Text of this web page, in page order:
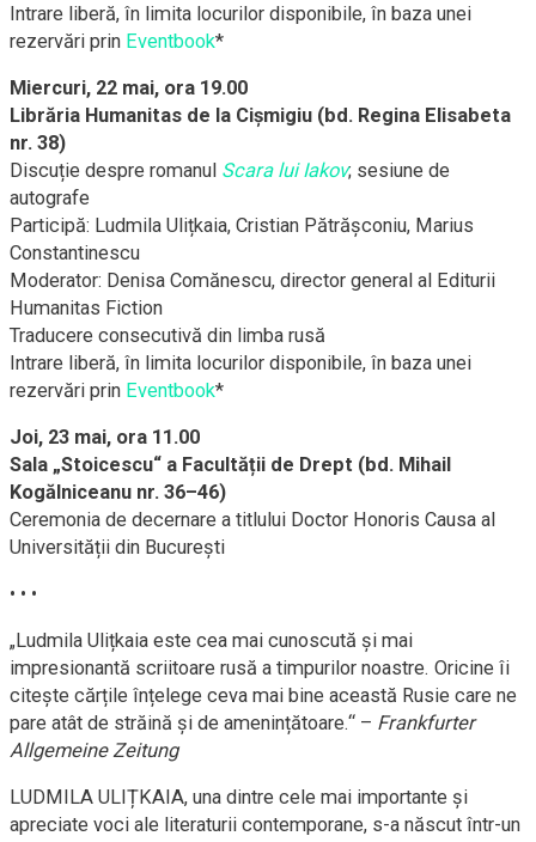
Intrare liberă, în limita locurilor disponibile, în baza unei
rezervări prin Eventbook*
Miercuri, 22 mai, ora 19.00
Librăria Humanitas de la Cișmigiu (bd. Regina Elisabeta
nr. 38)
Discuție despre romanul Scara lui Iakov; sesiune de
autografe
Participă: Ludmila Ulițkaia, Cristian Pătrășconiu, Marius
Constantinescu
Moderator: Denisa Comănescu, director general al Editurii
Humanitas Fiction
Traducere consecutivă din limba rusă
Intrare liberă, în limita locurilor disponibile, în baza unei
rezervări prin Eventbook*
Joi, 23 mai, ora 11.00
Sala „Stoicescu“ a Facultății de Drept (bd. Mihail
Kogălniceanu nr. 36–46)
Ceremonia de decernare a titlului Doctor Honoris Causa al
Universității din București
• • •
„Ludmila Ulițkaia este cea mai cunoscută și mai
impresionantă scriitoare rusă a timpurilor noastre. Oricine îi
citește cărțile înțelege ceva mai bine această Rusie care ne
pare atât de străină și de amenințătoare.“ – Frankfurter
Allgemeine Zeitung
LUDMILA ULIȚKAIA, una dintre cele mai importante și
apreciate voci ale literaturii contemporane, s-a născut într-un